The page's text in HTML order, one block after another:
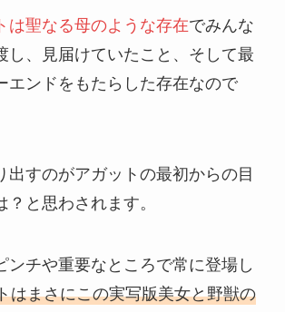
は聖なる母のような存在でみんな
し、見届けていたこと、そして最
エンドをもたらした存在なので
出すのがアガットの最初からの目
？と思わされます。
ンチや重要なところで常に登場し
はまさにこの実写版美女と野獣の